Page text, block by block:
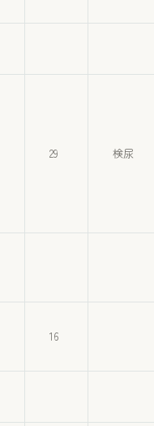
29 検尿
16